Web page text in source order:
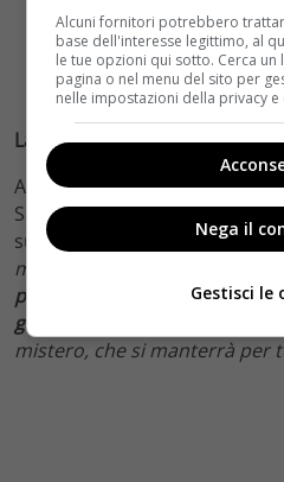
La misteriosa Emma
A proposito del personaggio
Safroncik – come anticipato
suo carattere: “
Una donna
misterioso, con un grande
portare guai nella vita di
grande amica
mistero, che si manterrà per
Alcuni fornitori potrebbero
base dell'interesse legittimo, al
le tue opzioni qui sotto. Cerca un
pagina o nel menu del sito per
nelle impostazioni della privacy e
Nega il
Gestisci le